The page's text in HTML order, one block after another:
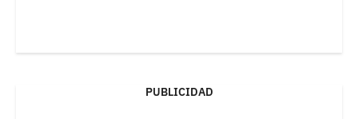
PUBLICIDAD